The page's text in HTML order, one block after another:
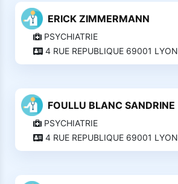
ERICK ZIMMERMANN
PSYCHIATRIE
4 RUE REPUBLIQUE 69001 LYON
FOULLU BLANC SANDRINE
PSYCHIATRIE
4 RUE REPUBLIQUE 69001 LYON